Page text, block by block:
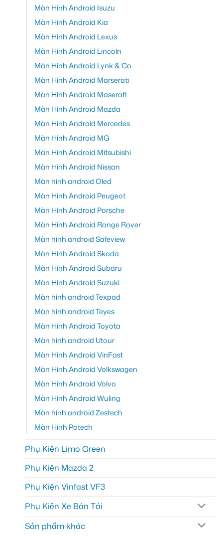
Màn Hình Android Isuzu
Màn Hình Android Kia
Màn Hình Android Lexus
Màn Hình Android Lincoln
Màn Hình Android Lynk & Co
Màn Hình Android Marserati
Màn Hình Android Maserati
Màn Hình Android Mazda
Màn Hình Android Mercedes
Màn Hình Android MG
Màn Hình Android Mitsubishi
Màn Hình Android Nissan
Màn hình android Oled
Màn Hình Android Peugeot
Màn Hình Android Porsche
Màn Hình Android Range Rover
Màn hình android Safeview
Màn Hình Android Skoda
Màn Hình Android Subaru
Màn Hình Android Suzuki
Màn hình android Texpad
Màn hình android Teyes
Màn Hình Android Toyota
Màn hình android Utour
Màn Hình Android VinFast
Màn Hình Android Volkswagen
Màn Hình Android Volvo
Màn Hình Android Wuling
Màn hình android Zestech
Màn Hình Potech
Phụ Kiện Limo Green
Phụ Kiện Mazda 2
Phụ Kiện Vinfast VF3
Phụ Kiện Xe Bán Tải
Sản phẩm khác